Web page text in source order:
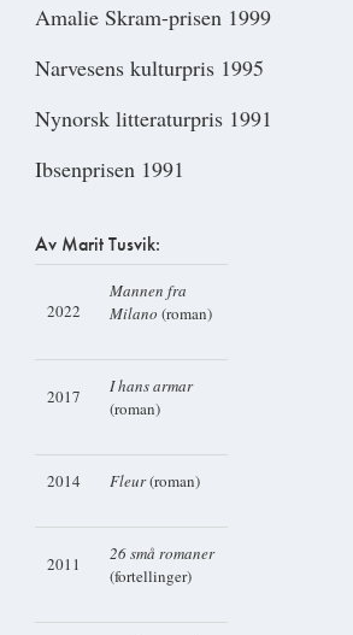
Amalie Skram-prisen 1999
Narvesens kulturpris 1995
Nynorsk litteraturpris 1991
Ibsenprisen 1991
Av Marit Tusvik:
2022
Mannen fra
Milano (roman)
2017
I hans armar
(roman)
2014 Fleur(roman)
2011
26 små romaner
(fortellinger)